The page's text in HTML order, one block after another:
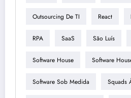
Outsourcing De TI React
RPA SaaS São Luís
Software House Software
Software Sob Medida Squads